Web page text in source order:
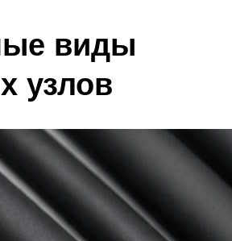
виды
узлов